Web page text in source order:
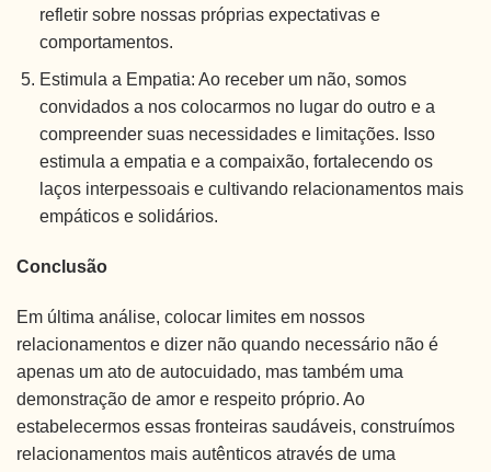
refletir sobre nossas próprias expectativas e
comportamentos.
Estimula a Empatia: Ao receber um não, somos
convidados a nos colocarmos no lugar do outro e a
compreender suas necessidades e limitações. Isso
estimula a empatia e a compaixão, fortalecendo os
laços interpessoais e cultivando relacionamentos mais
empáticos e solidários.
Conclusão
Em última análise, colocar limites em nossos
relacionamentos e dizer não quando necessário não é
apenas um ato de autocuidado, mas também uma
demonstração de amor e respeito próprio. Ao
estabelecermos essas fronteiras saudáveis, construímos
relacionamentos mais autênticos através de uma